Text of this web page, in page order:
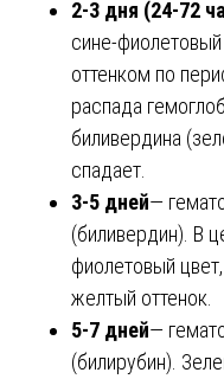
2-3 дня (24-72
сине-
оттенком по
распада
биливердина
спадает.
3-5 дней—
(биливердин). В
фиолетовый
желтый оттенок.
5-7 дней—
(билирубин).